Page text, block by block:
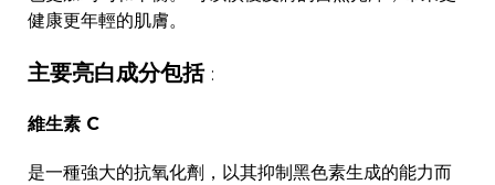
健康更年輕的肌膚。
主要亮白成分包括 :
維生素 C
是一種強大的抗氧化劑，以其抑制黑色素生成的能力而